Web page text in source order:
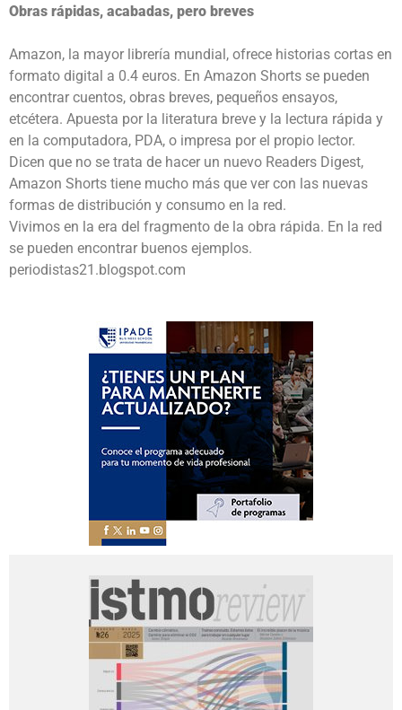
Obras rápidas, acabadas, pero breves
Amazon, la mayor librería mundial, ofrece historias cortas en
formato digital a 0.4 euros. En Amazon Shorts se pueden
encontrar cuentos, obras breves, pequeños ensayos,
etcétera. Apuesta por la literatura breve y la lectura rápida y
en la computadora, PDA, o impresa por el propio lector.
Dicen que no se trata de hacer un nuevo Readers Digest,
Amazon Shorts tiene mucho más que ver con las nuevas
formas de distribución y consumo en la red.
Vivimos en la era del fragmento de la obra rápida. En la red
se pueden encontrar buenos ejemplos.
periodistas21.blogspot.com